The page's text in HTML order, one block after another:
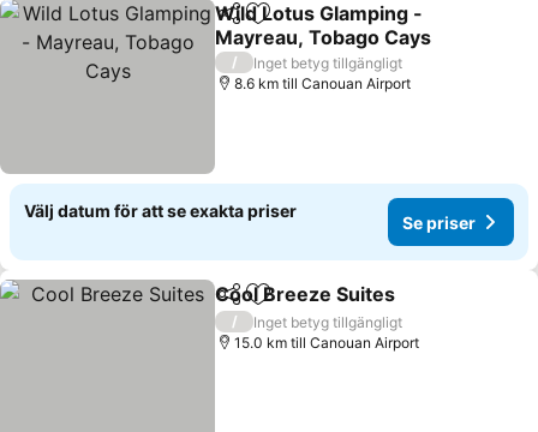
Dela Lägg till i Mina Favoriter
Wild Lotus Glamping -
Mayreau, Tobago Cays
/
Inget betyg tillgängligt
8.6 km till Canouan Airport
Välj datum för att se exakta priser
Se priser
Dela Lägg till i Mina Favoriter
Cool Breeze Suites
/
Inget betyg tillgängligt
15.0 km till Canouan Airport